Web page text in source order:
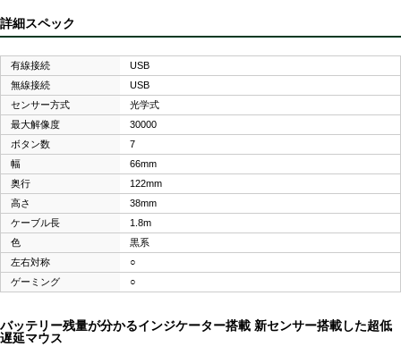
詳細スペック
有線接続
USB
無線接続
USB
センサー方式
光学式
最大解像度
30000
ボタン数
7
幅
66mm
奥行
122mm
高さ
38mm
ケーブル長
1.8m
色
黒系
左右対称
○
ゲーミング
○
バッテリー残量が分かるインジケーター搭載 新センサー搭載した超低
遅延マウス